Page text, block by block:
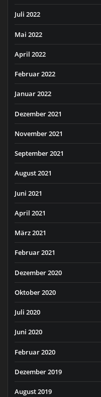
Juli 2022
Mai 2022
April 2022
Februar 2022
Januar 2022
Dezember 2021
November 2021
September 2021
August 2021
Juni 2021
April 2021
März 2021
Februar 2021
Dezember 2020
Oktober 2020
Juli 2020
Juni 2020
Februar 2020
Dezember 2019
August 2019